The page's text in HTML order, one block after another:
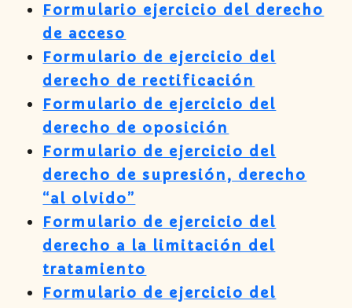
Formulario ejercicio del derecho
de acceso
Formulario de ejercicio del
derecho de rectificación
Formulario de ejercicio del
derecho de oposición
Formulario de ejercicio del
derecho de supresión, derecho
“al olvido”
Formulario de ejercicio del
derecho a la limitación del
tratamiento
Formulario de ejercicio del